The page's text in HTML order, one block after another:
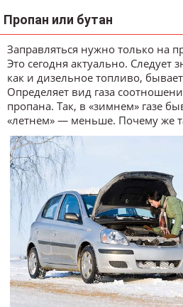
Пропан или бутан
Заправляться нужно только на
Это сегодня актуально. Следует
как и дизельное топливо,
Определяет вид газа
пропана. Так, в «зимнем» газе
«летнем» ― меньше. Почему же